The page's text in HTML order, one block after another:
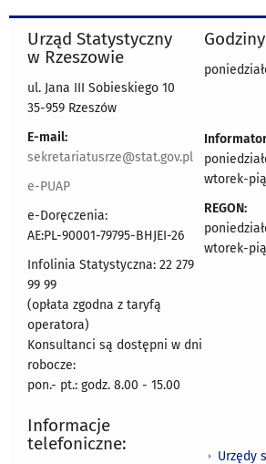
Urząd Statystyczny
w Rzeszowie
ul. Jana III Sobieskiego 10
35-959 Rzeszów
E-mail:
sekretariatusrze@stat.gov.pl
e-PUAP
e-Doręczenia:
AE:PL-90001-79795-BHJEI-26
Infolinia Statystyczna: 22 279
99 99
(opłata zgodna z taryfą
operatora)
Konsultanci są dostępni w dni
robocze:
pon.- pt.: godz. 8.00 - 15.00
wtorek-
REGON:
wtorek-
Informacje
telefoniczne:
Urzędy